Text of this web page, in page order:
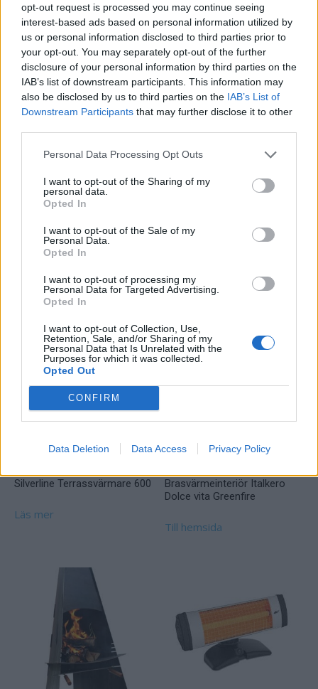
opt-out request is processed you may continue seeing
interest-based ads based on personal information utilized by
us or personal information disclosed to third parties prior to
your opt-out. You may separately opt-out of the further
disclosure of your personal information by third parties on the
IAB’s list of downstream participants. This information may
also be disclosed by us to third parties on the IAB’s List of
Downstream Participants that may further disclose it to other
Personal Data Processing Opt Outs
I want to opt-out of the Sharing of my
personal data.
Opted In
I want to opt-out of the Sale of my
Personal Data.
Opted In
I want to opt-out of processing my
Personal Data for Targeted Advertising.
Opted In
I want to opt-out of Collection, Use,
Retention, Sale, and/or Sharing of my
Personal Data that Is Unrelated with the
Purposes for which it was collected.
Opted Out
CONFIRM
Data Deletion Data Access Privacy Policy
Beskrivning
Nya Micatronic tekniken från ALF med över 12 000 timmars
brinntid. ALF tillverkas av är världens största producent av
kompletta infravärmare för industri samt för kommersiellt
bruk. Den patenterade mellanvågs tekniken som utgör
ALF infravärme är det miljövänliga valet som
terassvärmare, på grund av ständigt ökande energipriser
får nya alternativa uppvärmnings metoder allt större
betydelse. Uppvärmning med el är det enda energislag
som inte har något avfall, inte förorenar miljön, som kan
erhållas från förnybara energikällor.
Relaterade produkter
Silverline Terrassvärmare 600
Läs mer
Brasvärmeinteriör Italkero
Dolce vita Greenfire
Till hemsida